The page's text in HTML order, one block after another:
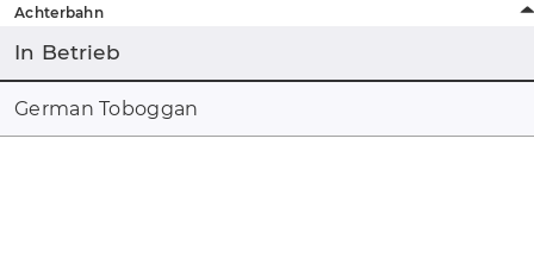
Achterbahn
In Betrieb
German Toboggan